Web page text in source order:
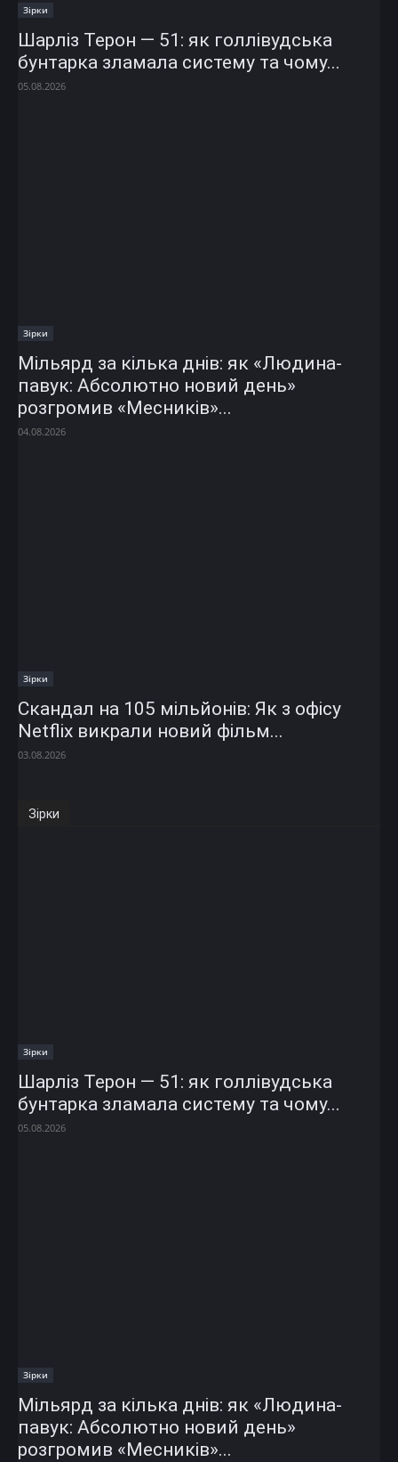
Зірки
Шарліз Терон — 51: як голлівудська
бунтарка зламала систему та чому...
05.08.2026
Зірки
Мільярд за кілька днів: як «Людина-
павук: Абсолютно новий день»
розгромив «Месників»...
04.08.2026
Зірки
Скандал на 105 мільйонів: Як з офісу
Netflix викрали новий фільм...
03.08.2026
Зірки
Зірки
Шарліз Терон — 51: як голлівудська
бунтарка зламала систему та чому...
05.08.2026
Зірки
Мільярд за кілька днів: як «Людина-
павук: Абсолютно новий день»
розгромив «Месників»...